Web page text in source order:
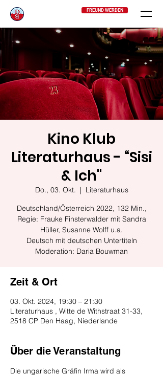
FREUND WERDEN
Kino Klub
Literaturhaus - “Sisi
& Ich"
Do., 03. Okt.
  |
Literaturhaus
Deutschland/Österreich 2022, 132 Min.,
Regie: Frauke Finsterwalder mit Sandra
Hüller, Susanne Wolff u.a.
Deutsch mit deutschen Untertiteln
Zeit & Ort
03. Okt. 2024, 19:30 – 21:30
Literaturhaus , Witte de Withstraat 31-33,
2518 CP Den Haag, Niederlande
Über die Veranstaltung
Die ungarische Gräfin Irma wird als